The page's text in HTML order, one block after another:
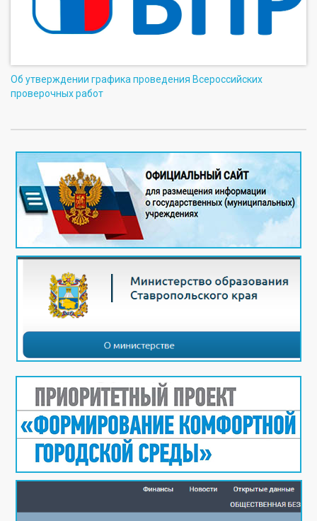
Об утверждении графика проведения Всероссийских
проверочных работ